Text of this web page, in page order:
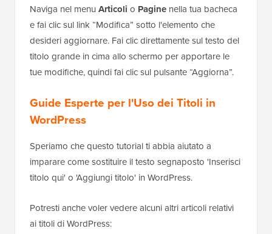
Naviga nel menu Articoli o Pagine nella tua bacheca
e fai clic sul link “Modifica” sotto l'elemento che
desideri aggiornare. Fai clic direttamente sul testo del
titolo grande in cima allo schermo per apportare le
tue modifiche, quindi fai clic sul pulsante “Aggiorna”.
Guide Esperte per l'Uso dei Titoli in
WordPress
Speriamo che questo tutorial ti abbia aiutato a
imparare come sostituire il testo segnaposto 'Inserisci
titolo qui' o 'Aggiungi titolo' in WordPress.
Potresti anche voler vedere alcuni altri articoli relativi
ai titoli di WordPress: